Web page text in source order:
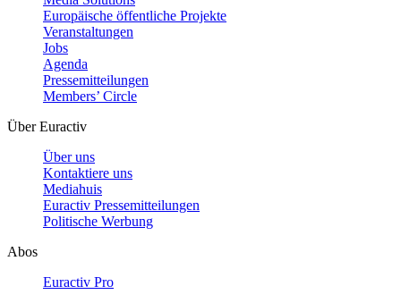
Europäische öffentliche Projekte
Veranstaltungen
Jobs
Agenda
Pressemitteilungen
Members’ Circle
Über Euractiv
Über uns
Kontaktiere uns
Mediahuis
Euractiv Pressemitteilungen
Politische Werbung
Abos
Euractiv Pro